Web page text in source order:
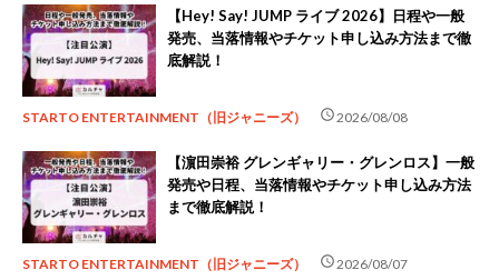
【Hey! Say! JUMP ライブ 2026】日程や一般
発売、当落情報やチケット申し込み方法まで徹
底解説！
STARTO ENTERTAINMENT（旧ジャニーズ） schedule2026/08/08
【濵田崇裕 グレンギャリー・グレンロス】一般
発売や日程、当落情報やチケット申し込み方法
まで徹底解説！
STARTO ENTERTAINMENT（旧ジャニーズ） schedule2026/08/07